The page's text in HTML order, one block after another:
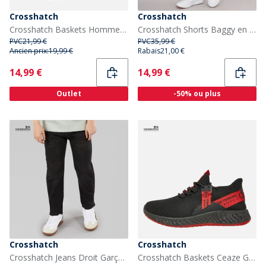
Crosshatch
Crosshatch Baskets Homme Smitlay II Navy/Noir
PVC21,99 €
Ancien prix:19,99 €
Current
14,99 €
Outlet
Crosshatch
Crosshatch Shorts Baggy en denim Tillforth Homme Délavage Clair
PVC35,99 €
Rabais21,00 €
Current
14,99 €
-50% ou plus
Crosshatch
Crosshatch Jeans Droit Garçon Noir Lavé
Crosshatch
Crosshatch Baskets Ceaze Garçon Multicolore